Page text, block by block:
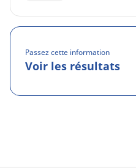
Passez cette information
Voir les résultats